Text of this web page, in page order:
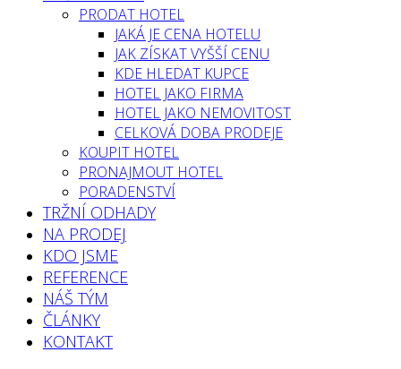
PRODAT HOTEL
JAKÁ JE CENA HOTELU
JAK ZÍSKAT VYŠŠÍ CENU
KDE HLEDAT KUPCE
HOTEL JAKO FIRMA
HOTEL JAKO NEMOVITOST
CELKOVÁ DOBA PRODEJE
KOUPIT HOTEL
PRONAJMOUT HOTEL
PORADENSTVÍ
TRŽNÍ ODHADY
NA PRODEJ
KDO JSME
REFERENCE
NÁŠ TÝM
ČLÁNKY
KONTAKT